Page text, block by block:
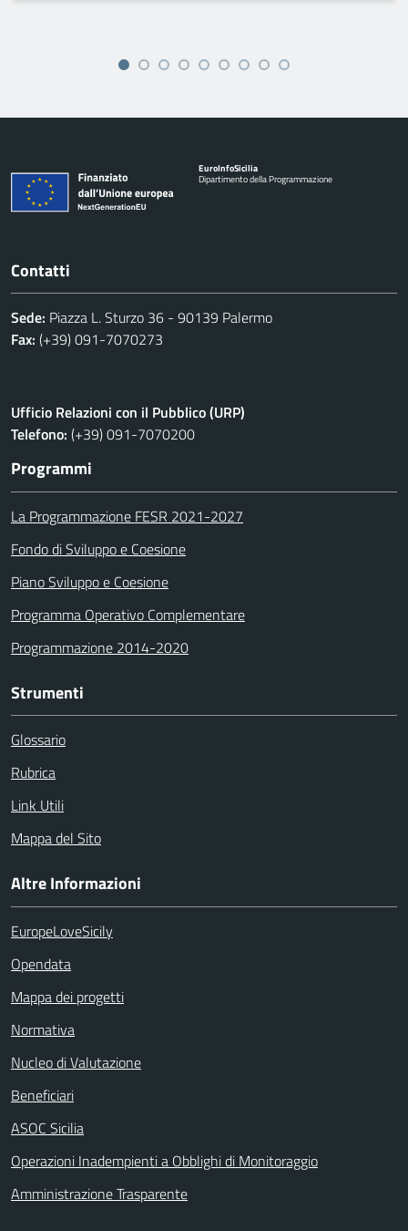
EuroInfoSicilia
Dipartimento della Programmazione
Contatti
Sede: Piazza L. Sturzo 36 - 90139 Palermo
Fax: (+39) 091-7070273
Ufficio Relazioni con il Pubblico (URP)
Telefono: (+39) 091-7070200
Programmi
La Programmazione FESR 2021-2027
Fondo di Sviluppo e Coesione
Piano Sviluppo e Coesione
Programma Operativo Complementare
Programmazione 2014-2020
Strumenti
Glossario
Rubrica
Link Utili
Mappa del Sito
Altre Informazioni
EuropeLoveSicily
Opendata
Mappa dei progetti
Normativa
Nucleo di Valutazione
Beneficiari
ASOC Sicilia
Operazioni Inadempienti a Obblighi di Monitoraggio
Amministrazione Trasparente